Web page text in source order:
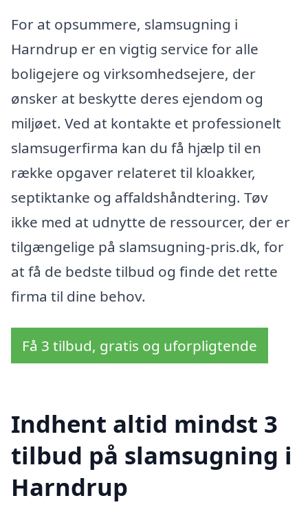
For at opsummere, slamsugning i
Harndrup er en vigtig service for alle
boligejere og virksomhedsejere, der
ønsker at beskytte deres ejendom og
miljøet. Ved at kontakte et professionelt
slamsugerfirma kan du få hjælp til en
række opgaver relateret til kloakker,
septiktanke og affaldshåndtering. Tøv
ikke med at udnytte de ressourcer, der er
tilgængelige på slamsugning-pris.dk, for
at få de bedste tilbud og finde det rette
firma til dine behov.
Få 3 tilbud, gratis og uforpligtende
Indhent altid mindst 3
tilbud på slamsugning i
Harndrup